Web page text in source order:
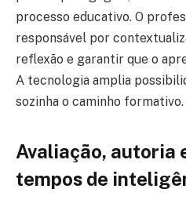
processo educativo. O
responsável por
reflexão e garantir que o
A tecnologia amplia
sozinha o caminho formativo.
Avaliação, autoria
tempos de